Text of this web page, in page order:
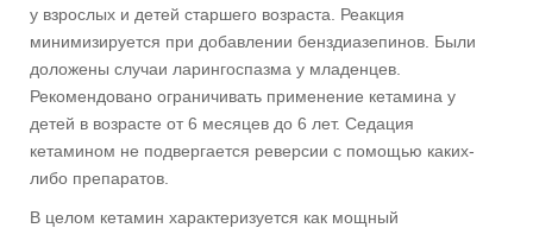
у взрослых и детей старшего возраста. Реакция
минимизируется при добавлении бенздиазепинов. Были
доложены случаи ларингоспазма у младенцев.
Рекомендовано ограничивать применение кетамина у
детей в возрасте от 6 месяцев до 6 лет. Седация
кетамином не подвергается реверсии с помощью каких-
либо препаратов.
В целом кетамин характеризуется как мощный